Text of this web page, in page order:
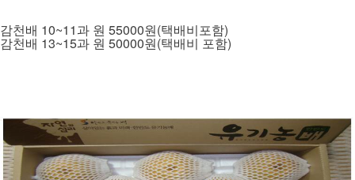
감천배 10~11과 원 55000원(택배비포함)
감천배 13~15과 원 50000원(택배비 포함)